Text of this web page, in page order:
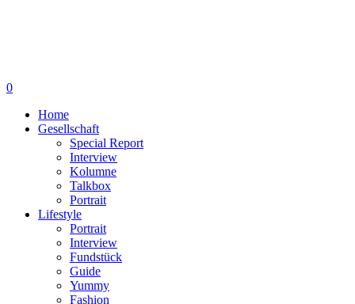
0
Home
Gesellschaft
Special Report
Interview
Kolumne
Talkbox
Portrait
Lifestyle
Portrait
Interview
Fundstück
Guide
Yummy
Fashion